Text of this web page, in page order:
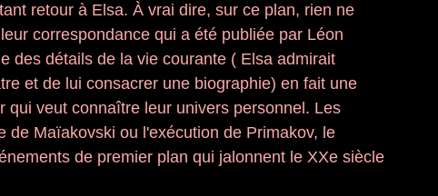
retour à Elsa. À vrai dire, sur ce plan, rien ne
correspondance qui a été publiée par Léon
des détails de la vie courante ( Elsa admirait
et de lui consacrer une biographie) en fait une
qui veut connaître leur univers personnel. Les
de Maïakovski ou l'exécution de Primakov, le
de premier plan qui jalonnent le XXe siècle